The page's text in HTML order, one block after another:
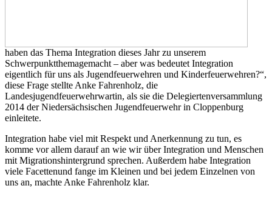
haben das Thema Integration dieses Jahr zu unserem
Schwerpunktthemagemacht – aber was bedeutet Integration
eigentlich für uns als Jugendfeuerwehren und Kinderfeuerwehren?“,
diese Frage stellte Anke Fahrenholz, die
Landesjugendfeuerwehrwartin, als sie die Delegiertenversammlung
2014 der Niedersächsischen Jugendfeuerwehr in Cloppenburg
einleitete.
Integration habe viel mit Respekt und Anerkennung zu tun, es
komme vor allem darauf an wie wir über Integration und Menschen
mit Migrationshintergrund sprechen. Außerdem habe Integration
viele Facettenund fange im Kleinen und bei jedem Einzelnen von
uns an, machte Anke Fahrenholz klar.